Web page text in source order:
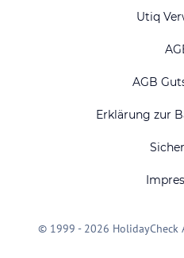
Utiq
AGB
Erklärung zur
© 1999 - 2026 HolidayCheck